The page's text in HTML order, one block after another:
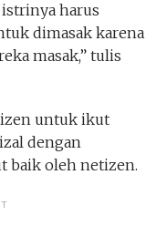
harus
dimasak karena
masak,” tulis
untuk ikut
dengan
baik oleh netizen.